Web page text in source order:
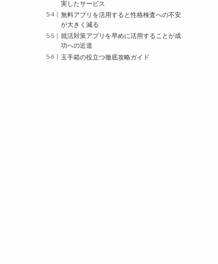
実したサービス
無料アプリを活用すると性格検査への不安
が大きく減る
就活対策アプリを早めに活用することが成
功への近道
玉手箱の役立つ徹底攻略ガイド